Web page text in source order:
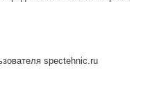
spectehnic.ru